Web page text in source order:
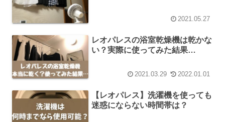
2021.05.27
レオパレスの浴室乾燥機は乾かな
い？実際に使ってみた結果…
2021.03.29 2022.01.01
【レオパレス】洗濯機を使っても
迷惑にならない時間帯は？